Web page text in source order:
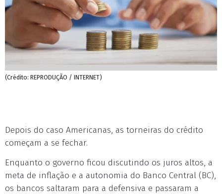
(Crédito: REPRODUÇÃO / INTERNET)
Depois do caso Americanas, as torneiras do crédito
começam a se fechar.
Enquanto o governo ficou discutindo os juros altos, a
meta de inflação e a autonomia do Banco Central (BC),
os bancos saltaram para a defensiva e passaram a